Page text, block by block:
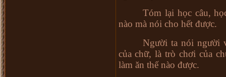
Tóm lại học câu,
nào mà nói cho hết được.
Người ta nói người
của chữ, là trò chơi của
làm ăn thế nào được.